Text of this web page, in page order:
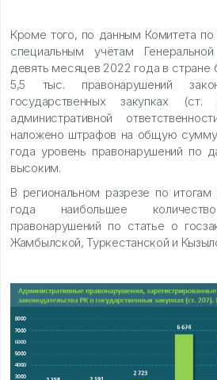
Кроме того, по данным Комитета по
специальным учётам
девять месяцев 2022 года в стране
5,5 тыс. правонарушений
государственных закупках
административной
наложено штрафов на общую
года уровень правонарушений по
высоким.
В региональном разрезе по итогам
года наибольшее количество
правонарушений по статье о
Жамбылской, Туркестанской и